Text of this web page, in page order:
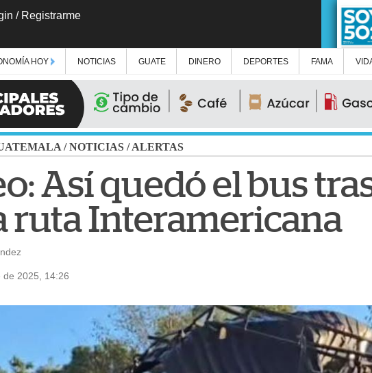
/ Registrarme
HOY NOTICIAS GUATE DINERO DEPORTES FAMA
/NOTICIAS /ALERTAS
Así quedó el bus
ruta Interamericana
de 2025, 14:26